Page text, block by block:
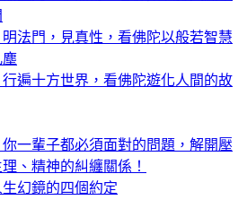
法門，見真性，看佛陀以般若智慧
塵
行遍十方世界，看佛陀遊化人間的故
你一輩子都必須面對的問題，解開壓
、精神的糾纏關係！
幻鏡的四個約定